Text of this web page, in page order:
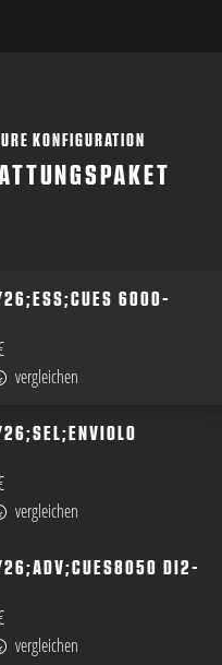
KONFIGURATION
6000-
vergleichen
vergleichen
DI2-
vergleichen